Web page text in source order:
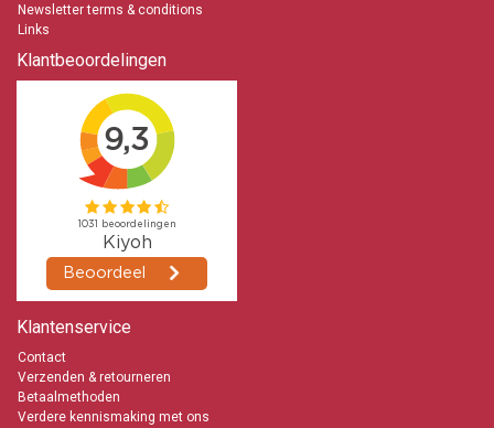
Newsletter terms & conditions
Links
Klantbeoordelingen
Klantenservice
Contact
Verzenden & retourneren
Betaalmethoden
Verdere kennismaking met ons